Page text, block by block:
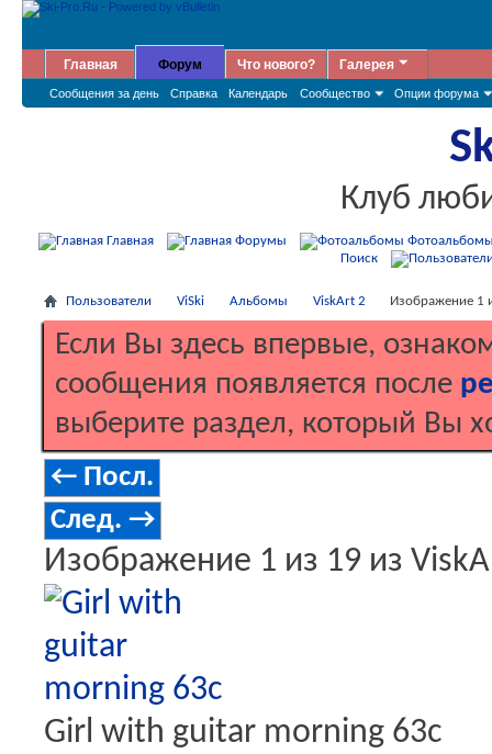
Главная Форум
Сообщения за день Справка Календарь Сообщество Опции форума
Что нового? Галерея
Клуб
Главная Форумы
Поиск
Пользователи ViSki Альбомы ViskArt 2 Изображение 1
Если Вы здесь впервые,
сообщения появляется после
выберите раздел, который Вы
← Посл.
След. →
Изображение 1 из 19 из
Girl with guitar morning 63c